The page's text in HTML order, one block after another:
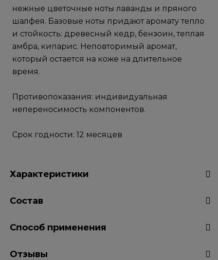
нежные цветочные ноты лаванды и пряного
шалфея. Базовые ноты придают аромату тепло
и стойкость: древесный кедр, бензоин, теплая
амбра, кипарис. Неповторимый аромат,
который остается на коже на длительное
время.
Противопоказания: индивидуальная
непереносимость компонентов.
Срок годности: 12 месяцев
Характеристики
Состав
Способ применения
Отзывы